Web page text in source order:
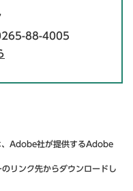
88-4005
、Adobe社が提供するAdobe
リンク先からダウンロードし